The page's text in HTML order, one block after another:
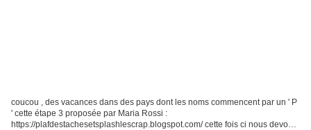
coucou , des vacances dans des pays dont les noms commencent par un ' P
' cette étape 3 proposée par Maria Rossi :
https://plafdestachesetsplashlescrap.blogspot.com/ cette fois ci nous devons